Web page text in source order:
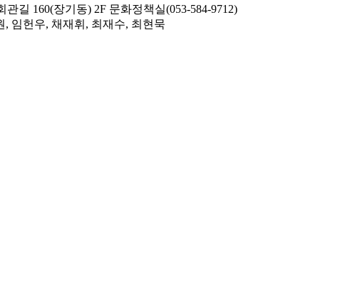
길 160(장기동) 2F 문화정책실(053-584-9712)
임헌우, 채재휘, 최재수, 최현묵